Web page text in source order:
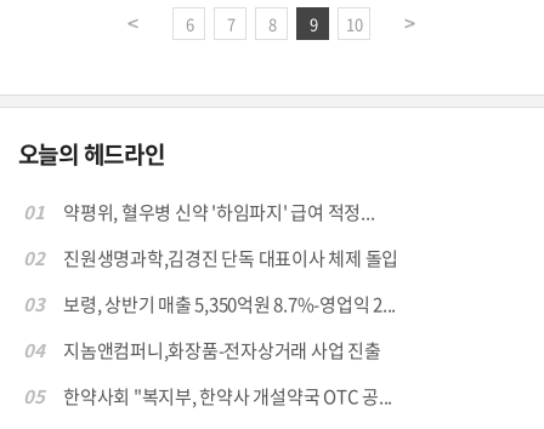
6 7 8 9 10
오늘의 헤드라인
01
약평위, 혈우병 신약 '하임파지' 급여 적정...
02
진원생명과학,김경진 단독 대표이사 체제 돌입
03
보령, 상반기 매출 5,350억원 8.7%-영업익 2...
04
지놈앤컴퍼니,화장품-전자상거래 사업 진출
05
한약사회 "복지부, 한약사 개설약국 OTC 공...